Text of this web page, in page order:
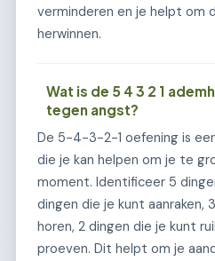
verminderen en je helpt om
herwinnen.
Wat is de 5 4 3 2 1
tegen angst?
De 5-4-3-2-1 oefening is
die je kan helpen om je te
moment. Identificeer 5
dingen die je kunt aanraken,
horen, 2 dingen die je kunt
proeven. Dit helpt om je